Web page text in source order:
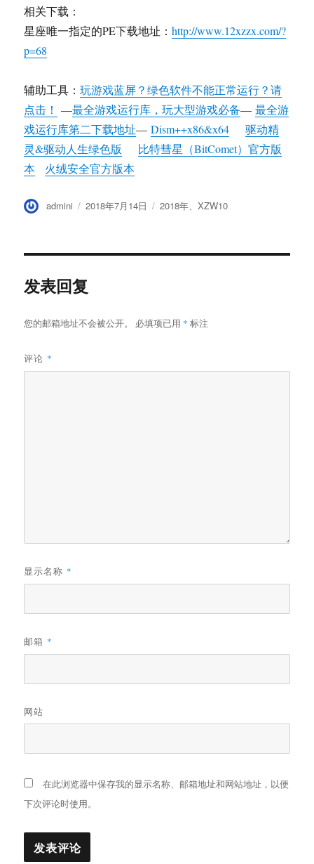
相关下载：
星座唯一指定的PE下载地址：http://www.12xzzx.com/?
p=68
辅助工具：玩游戏蓝屏？绿色软件不能正常运行？请
点击！ —最全游戏运行库，玩大型游戏必备—最全游
戏运行库第二下载地址—Dism++x86&x64
驱动精
灵&驱动人生绿色版
比特彗星（BitComet）官方版
本
火绒安全官方版本
作
admini
发
2018年7月14日
分
2018年、XZW10
发表回复
您的邮箱地址不会被公开。 必填项已用 * 标注
评论 *
显示名称 *
邮箱 *
网站
在此浏览器中保存我的显示名称、邮箱地址和网站地址，以便
下次评论时使用。